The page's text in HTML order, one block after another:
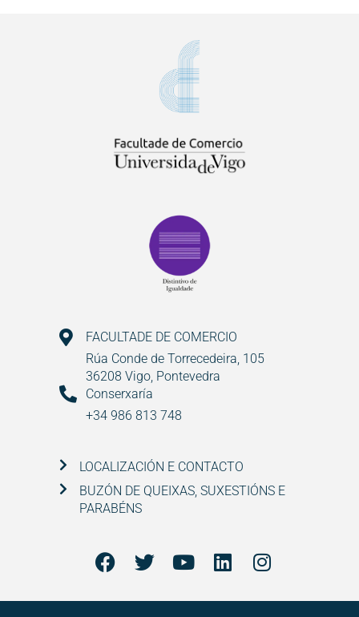
FACULTADE DE COMERCIO
Rúa Conde de Torrecedeira, 105
36208 Vigo, Pontevedra
Conserxaría
+34 986 813 748
LOCALIZACIÓN E CONTACTO
BUZÓN DE QUEIXAS, SUXESTIÓNS E
PARABÉNS